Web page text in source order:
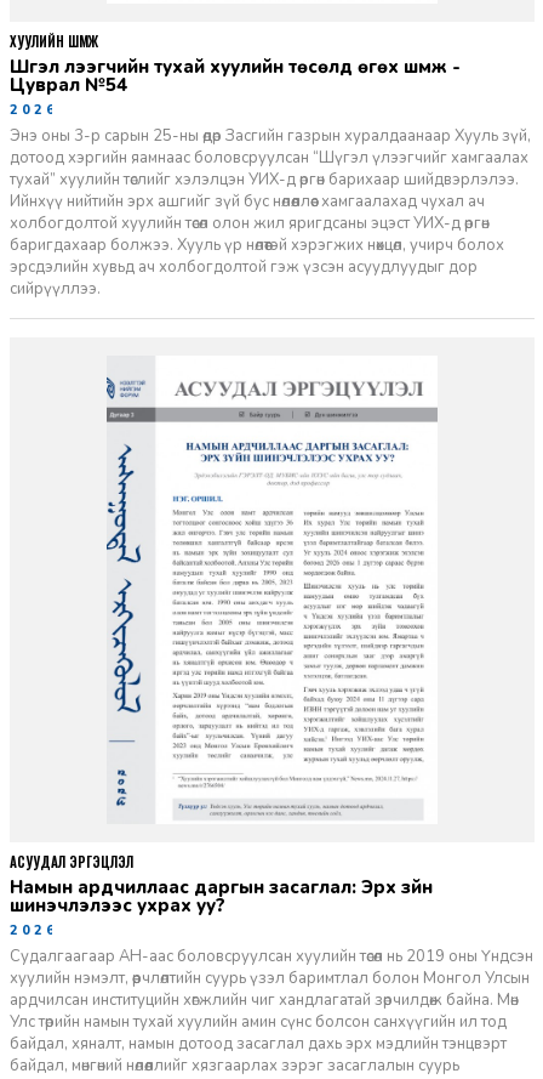
Шүгэл үлээгчийн тухай хуулийн төсөлд өгөх шүүмж -
Цуврал №54
2026-07-27
Энэ оны 3-р сарын 25-ны өдөр Засгийн газрын хуралдаанаар Хууль зүй,
дотоод хэргийн яамнаас боловсруулсан “Шүгэл үлээгчийг хамгаалах
тухай” хуулийн төслийг хэлэлцэн УИХ-д өргөн барихаар шийдвэрлэлээ.
Ийнхүү нийтийн эрх ашгийг зүй бус нөлөөллөөс хамгаалахад чухал ач
холбогдолтой хуулийн төсөл олон жил яригдсаны эцэст УИХ-д өргөн
баригдахаар болжээ. Хууль үр нөлөөтэй хэрэгжих нөхцөл, учирч болох
эрсдэлийн хувьд ач холбогдолтой гэж үзсэн асуудлуудыг дор
сийрүүллээ.
ХУУЛИЙН ШҮҮМЖ
Намын ардчиллаас даргын засаглал: Эрх зүйн
шинэчлэлээс ухрах уу?
2026-07-08
Судалгаагаар АН-аас боловсруулсан хуулийн төсөл нь 2019 оны Үндсэн
хуулийн нэмэлт, өөрчлөлтийн суурь үзэл баримтлал болон Монгол Улсын
ардчилсан институцийн хөгжлийн чиг хандлагатай зөрчилдөж байна. Мөн
Улс төрийн намын тухай хуулийн амин сүнс болсон санхүүгийн ил тод
байдал, хяналт, намын дотоод засаглал дахь эрх мэдлийн тэнцвэрт
байдал, мөнгөний нөлөөллийг хязгаарлах зэрэг засаглалын суурь
АСУУДАЛ ЭРГЭЦҮҮЛЭЛ